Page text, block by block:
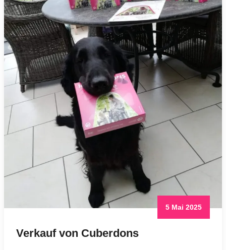
5 Mai 2025
Verkauf von Cuberdons